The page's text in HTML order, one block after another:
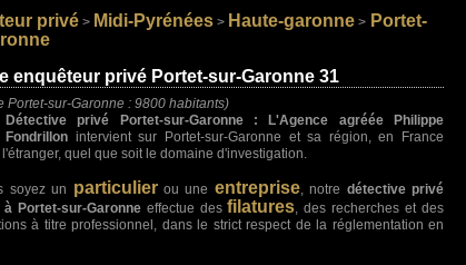
privé > Midi-Pyrénées > Haute-garonne > Portet-
enquêteur privé Portet-sur-Garonne 31
Portet-sur-Garonne : 9800 habitants)
Détective privé Portet-sur-Garonne : L'Agence agréée Philippe
Fondrillon intervient sur Portet-sur-Garonne et sa région, en France
quel que soit le domaine d'investigation.
soyez un particulierou une entreprise, notre détective privé
à Portet-sur-Garonneeffectue desfilatures, des recherches et des
à titre professionnel, dans le strict respect de la réglementation en